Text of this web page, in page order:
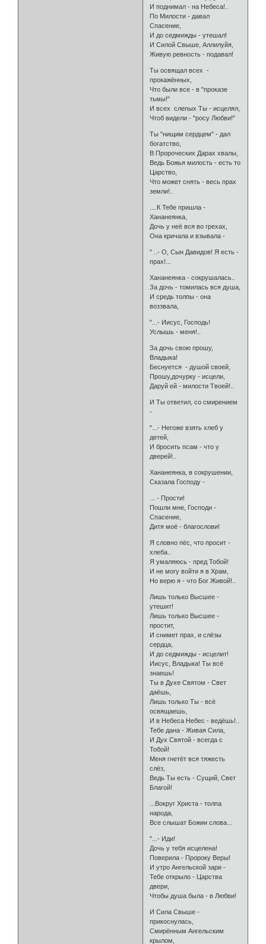
И поднимал - на Небеса!..
По Милости - давал
Спасение,
И до седмижды - утешал!
И Силой Свыше, Аллилуйя,
Живую ревность - подавал!
Ты освящал всех -
прокажённых,
Что были все - в "проказе
тьмы!"
И всех слепых Ты - исцелял,
Чтоб видели - "росу Любви!"
Ты "нищим сердцем" - дал
богатство,
В Пророческих Дарах хвалы,
Ведь Божья милость - есть то
Царство,
Что может снять - весь прах
земли!..
....К Тебе пришла -
Хананеянка,
Дочь у неё вся во грехах,
Она кричала и взывала -
" ..- О, Сын Давидов! Я есть -
прах!...
Хананеянка - сокрушалась..
За дочь - томилась вся душа,
И средь толпы - она
воззвала,
"...- Иисус, Господь!
Услышь - меня!..
За дочь свою прошу,
Владыка!
Беснуется - душой своей,
Прошу,дочурку - исцели,
Даруй ей - милости Твоей!..
И Ты ответил, со смирением
-
"...- Негоже взять хлеб у
детей,
И бросить псам - что у
дверей!..
Хананеянка, в сокрушении,
Сказала Господу -
... - Прости!
Пошли мне, Господи -
Спасение,
Дитя моё - благослови!
Я словно пёс, что просит -
хлеба..
Я умаляюсь - пред Тобой!
И не могу войти я в Храм,
Но верю я - что Бог Живой!..
Лишь только Высшее -
утешит!
Лишь только Высшее -
простит,
И снимет прах, и слёзы
сердца,
И до седмижды - исцелит!
Иисус, Владыка! Ты всё
знаешь!
Ты в Духе Святом - Свет
даёшь,
Лишь только Ты - всё
освящаешь,
И в Небеса Небес - ведёшь!..
Тебе дана - Живая Сила,
И Дух Святой - всегда с
Тобой!
Меня гнетёт вся тяжесть
слёз,
Ведь Ты есть - Сущий, Свет
Благой!
...Вокруг Христа - толпа
народа,
Все слышат Божии слова...
"...- Иди!
Дочь у тебя исцелена!
Поверила - Пророку Веры!
И утро Ангельской зари -
Тебе открыло - Царства
двери,
Чтобы душа была - в Любви!
И Сила Свыше -
прикоснулась,
Смирённым Ангельским
крылом,